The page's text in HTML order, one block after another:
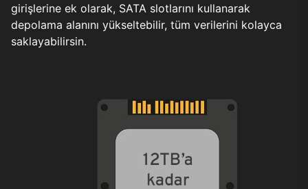
girişlerine ek olarak, SATA slotlarını kullanarak
depolama alanını yükseltebilir, tüm verilerini kolayca
saklayabilirsin.